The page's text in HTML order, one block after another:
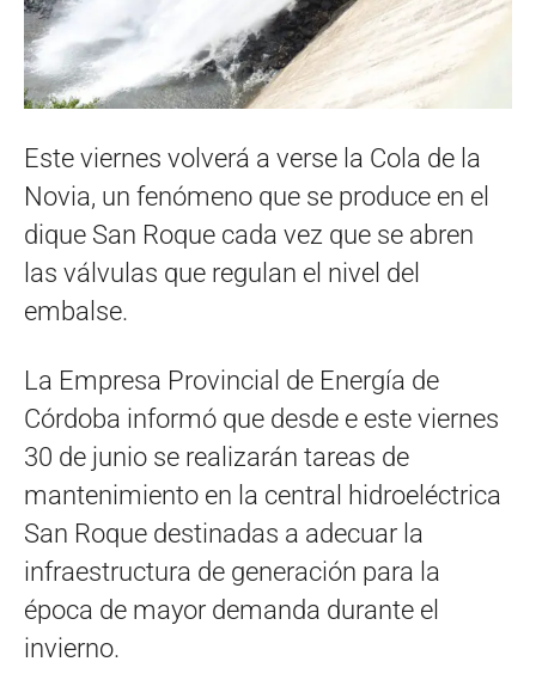
Este viernes volverá a verse la Cola de la
Novia, un fenómeno que se produce en el
dique San Roque cada vez que se abren
las válvulas que regulan el nivel del
embalse.
La Empresa Provincial de Energía de
Córdoba informó que desde e este viernes
30 de junio se realizarán tareas de
mantenimiento en la central hidroeléctrica
San Roque destinadas a adecuar la
infraestructura de generación para la
época de mayor demanda durante el
invierno.